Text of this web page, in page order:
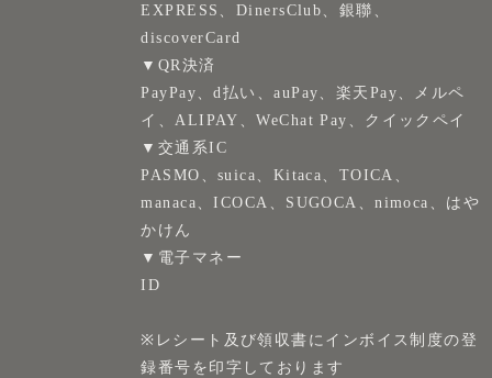
EXPRESS、DinersClub、銀聯、
discoverCard
▼QR決済
PayPay、d払い、auPay、楽天Pay、メルペ
イ、ALIPAY、WeChat Pay、クイックペイ
▼交通系IC
PASMO、suica、Kitaca、TOICA、
manaca、ICOCA、SUGOCA、nimoca、はや
かけん
▼電子マネー
ID
※レシート及び領収書にインボイス制度の登
録番号を印字しております